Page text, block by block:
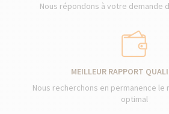
Nous répondons à votre demande
MEILLEUR RAPPORT
Nous recherchons en permanence
optimal